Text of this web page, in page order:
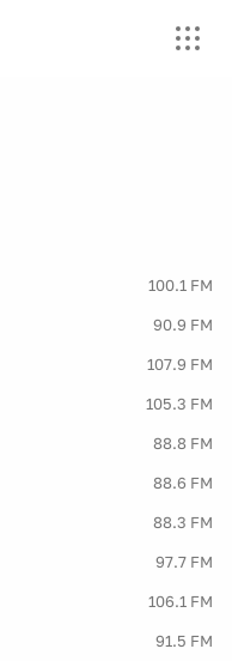
100.1 FM
90.9 FM
107.9 FM
105.3 FM
88.8 FM
88.6 FM
88.3 FM
97.7 FM
106.1 FM
91.5 FM